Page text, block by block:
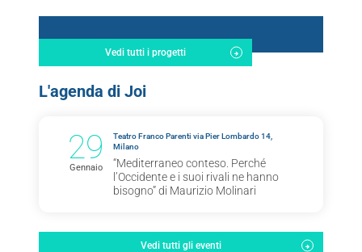
Vedi tutti i progetti
L'agenda di Joi
29
Gennaio
Teatro Franco Parenti via Pier Lombardo 14,
Milano
“Mediterraneo conteso. Perché
l’Occidente e i suoi rivali ne hanno
bisogno” di Maurizio Molinari
Vedi tutti gli eventi